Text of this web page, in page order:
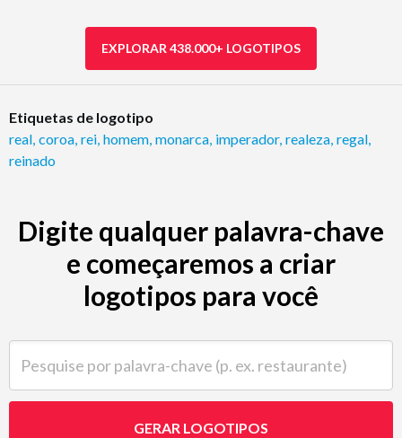
EXPLORAR 438.000+ LOGOTIPOS
Etiquetas de logotipo
real coroa rei homem monarca imperador, realeza regal
reinado
Digite qualquer palavra-chave
e começaremos a criar
logotipos para você
GERAR LOGOTIPOS